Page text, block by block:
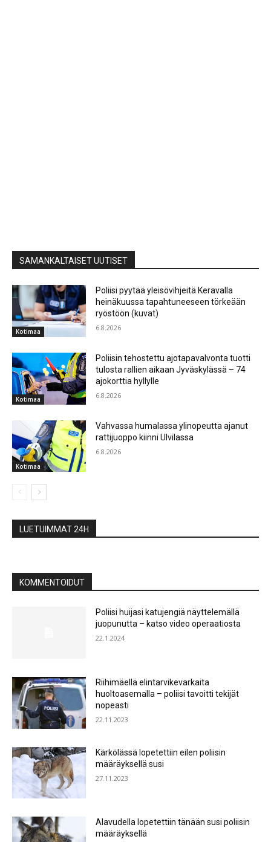
SAMANKALTAISET UUTISET
Kotimaa
Poliisi pyytää yleisövihjeitä Keravalla
heinäkuussa tapahtuneeseen törkeään
ryöstöön (kuvat)
6.8.2026
Kotimaa
Poliisin tehostettu ajotapavalvonta tuotti
tulosta rallien aikaan Jyväskylässä – 74
ajokorttia hyllylle
6.8.2026
Kotimaa
Vahvassa humalassa ylinopeutta ajanut
rattijuoppo kiinni Ulvilassa
6.8.2026
LUETUIMMAT 24H
KOMMENTOIDUT
Poliisi huijasi katujengiä näyttelemällä
juopunutta – katso video operaatiosta
22.1.2024
Riihimäellä elintarvikevarkaita
huoltoasemalla – poliisi tavoitti tekijät
nopeasti
22.11.2023
Kärkölässä lopetettiin eilen poliisin
määräyksellä susi
27.11.2023
Alavudella lopetettiin tänään susi poliisin
määräyksellä